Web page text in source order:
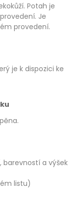
Potah je
Je
provedení.
je k dispozici ke
barevností a výšek
listu)